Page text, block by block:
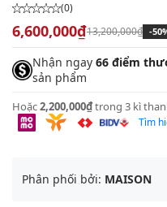
(0)
6,600,000₫13,200,000₫ -
Nhận ngay 66 điểm
sản phẩm
Hoặc2,200,000₫trong 3 kì
Tìm
Phân phối bởi: MAISON